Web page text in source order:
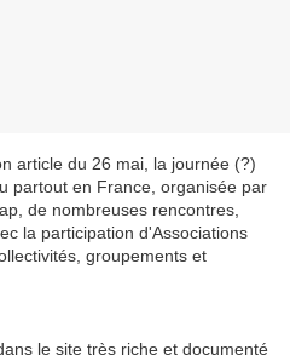
article du 26 mai, la journée (?)
partout en France, organisée par
de nombreuses rencontres,
la participation d'Associations
groupements et
le site très riche et documenté